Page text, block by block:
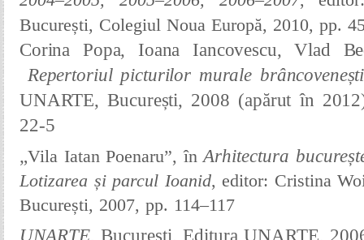
București, Colegiul Noua Europă, 2010, pp.
Corina Popa, Ioana Iancovescu, Vlad
Repertoriul picturilor murale
UNARTE, București, 2008 (apărut în
22-5
„Vila Iatan Poenaru”, înArhitectura
Lotizarea și parcul Ioanid, editor: Cristina
București, 2007, pp. 114–117
UNARTE, București, Editura UNARTE,